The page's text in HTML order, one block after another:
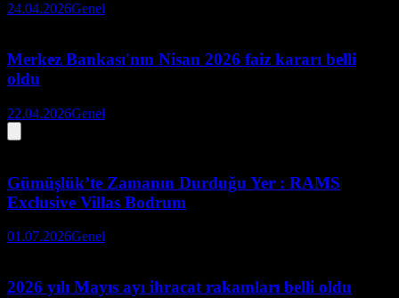
24.04.2026Genel
Merkez Bankası'nın Nisan 2026 faiz kararı belli
oldu
22.04.2026Genel
Gümüşlük’te Zamanın Durduğu Yer : RAMS
Exclusive Villas Bodrum
01.07.2026Genel
2026 yılı Mayıs ayı ihracat rakamları belli oldu